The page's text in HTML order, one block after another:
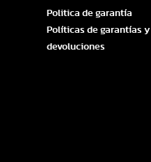
Politica de garantía
Políticas de garantías y
devoluciones